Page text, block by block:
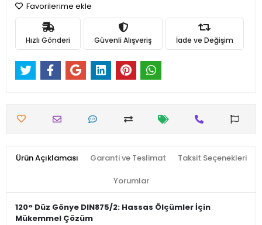
Favorilerime ekle
Hızlı Gönderi Güvenli Alışveriş İade ve Değişim
Ürün Açıklaması Garanti ve Teslimat Taksit Seçenekleri
Yorumlar
120° Düz Gönye DIN875/2: Hassas Ölçümler İçin
Mükemmel Çözüm